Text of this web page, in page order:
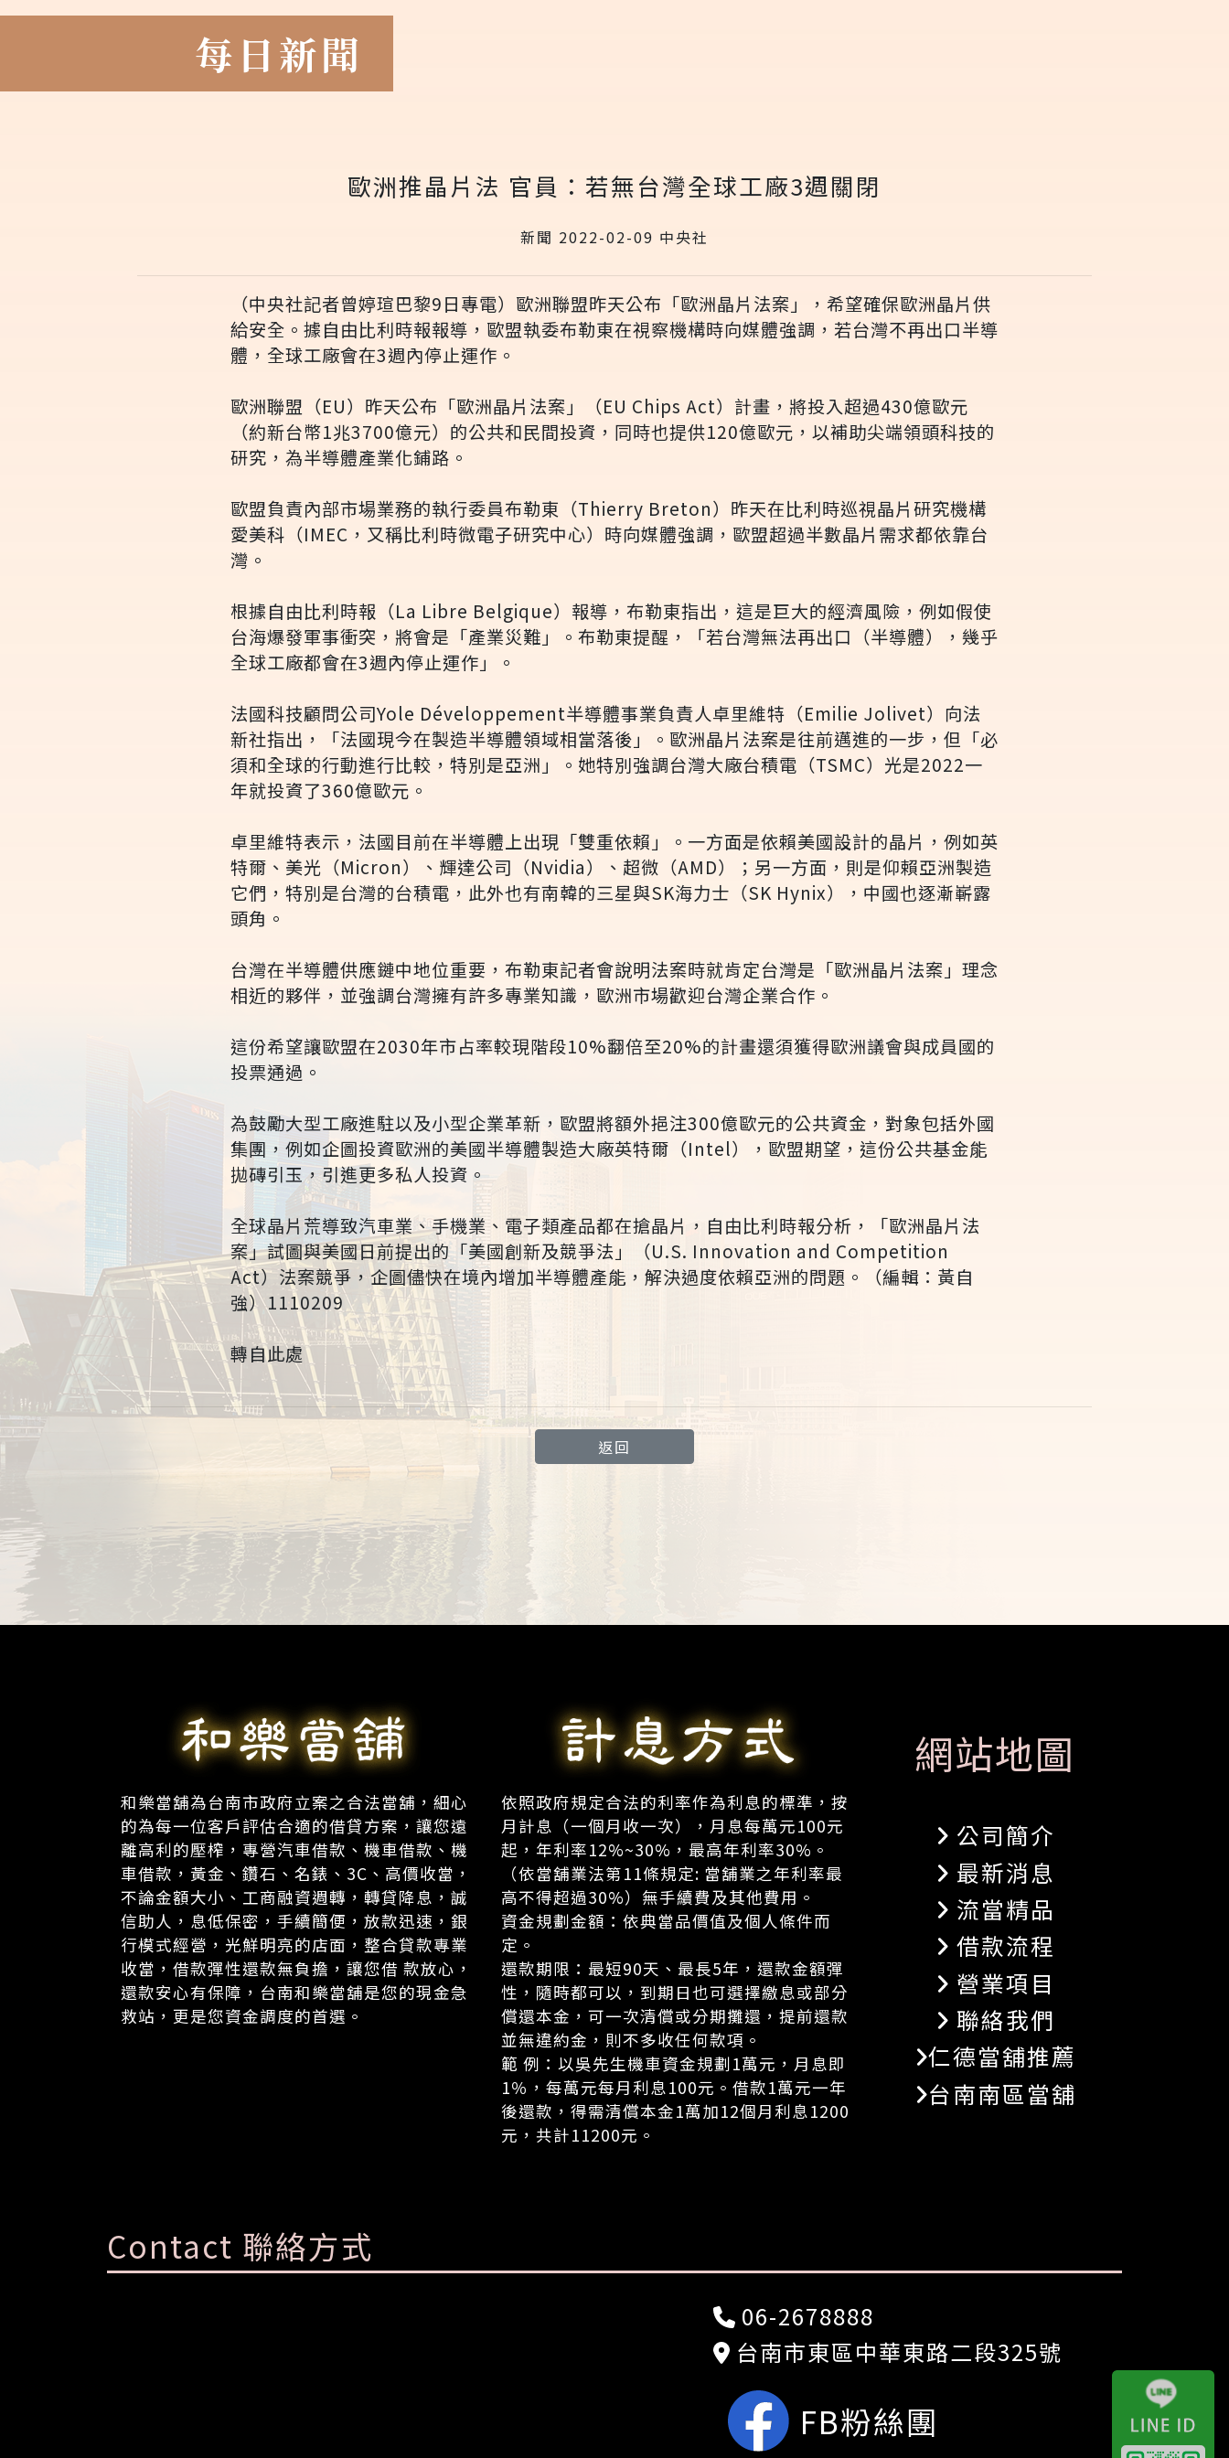
每日新聞
歐洲推晶片法 官員：若無台灣全球工廠3週關閉
新聞 2022-02-09 中央社
（中央社記者曾婷瑄巴黎9日專電）歐洲聯盟昨天公布「歐洲晶片法案」，希望確保歐洲晶片供
給安全。據自由比利時報報導，歐盟執委布勒東在視察機構時向媒體強調，若台灣不再出口半導
體，全球工廠會在3週內停止運作。
歐洲聯盟（EU）昨天公布「歐洲晶片法案」（EU Chips Act）計畫，將投入超過430億歐元
（約新台幣1兆3700億元）的公共和民間投資，同時也提供120億歐元，以補助尖端領頭科技的
研究，為半導體產業化鋪路。
歐盟負責內部市場業務的執行委員布勒東（Thierry Breton）昨天在比利時巡視晶片研究機構
愛美科（IMEC，又稱比利時微電子研究中心）時向媒體強調，歐盟超過半數晶片需求都依靠台
灣。
根據自由比利時報（La Libre Belgique）報導，布勒東指出，這是巨大的經濟風險，例如假使
台海爆發軍事衝突，將會是「產業災難」。布勒東提醒，「若台灣無法再出口（半導體），幾乎
全球工廠都會在3週內停止運作」。
法國科技顧問公司Yole Développement半導體事業負責人卓里維特（Emilie Jolivet）向法
新社指出，「法國現今在製造半導體領域相當落後」。歐洲晶片法案是往前邁進的一步，但「必
須和全球的行動進行比較，特別是亞洲」。她特別強調台灣大廠台積電（TSMC）光是2022一
年就投資了360億歐元。
卓里維特表示，法國目前在半導體上出現「雙重依賴」。一方面是依賴美國設計的晶片，例如英
特爾、美光（Micron）、輝達公司（Nvidia）、超微（AMD）；另一方面，則是仰賴亞洲製造
它們，特別是台灣的台積電，此外也有南韓的三星與SK海力士（SK Hynix），中國也逐漸嶄露
頭角。
台灣在半導體供應鏈中地位重要，布勒東記者會說明法案時就肯定台灣是「歐洲晶片法案」理念
相近的夥伴，並強調台灣擁有許多專業知識，歐洲市場歡迎台灣企業合作。
這份希望讓歐盟在2030年市占率較現階段10%翻倍至20%的計畫還須獲得歐洲議會與成員國的
投票通過。
為鼓勵大型工廠進駐以及小型企業革新，歐盟將額外挹注300億歐元的公共資金，對象包括外國
集團，例如企圖投資歐洲的美國半導體製造大廠英特爾（Intel），歐盟期望，這份公共基金能
拋磚引玉，引進更多私人投資。
全球晶片荒導致汽車業、手機業、電子類產品都在搶晶片，自由比利時報分析，「歐洲晶片法
案」試圖與美國日前提出的「美國創新及競爭法」（U.S. Innovation and Competition
Act）法案競爭，企圖儘快在境內增加半導體產能，解決過度依賴亞洲的問題。（編輯：黃自
強）1110209
轉自此處
返回
和樂當舖為台南市政府立案之合法當舖，細心
的為每一位客戶評估合適的借貸方案，讓您遠
離高利的壓榨，專營汽車借款、機車借款、機
車借款，黃金、鑽石、名錶、3C、高價收當，
不論金額大小、工商融資週轉，轉貸降息，誠
信助人，息低保密，手續簡便，放款迅速，銀
行模式經營，光鮮明亮的店面，整合貸款專業
收當，借款彈性還款無負擔，讓您借 款放心，
還款安心有保障，台南和樂當舖是您的現金急
救站，更是您資金調度的首選。
依照政府規定合法的利率作為利息的標準，按
月計息（一個月收一次），月息每萬元100元
起，年利率12%~30%，最高年利率30%。
（依當舖業法第11條規定: 當舖業之年利率最
高不得超過30%）無手續費及其他費用。
資金規劃金額：依典當品價值及個人條件而
定。
還款期限：最短90天、最長5年，還款金額彈
性，隨時都可以，到期日也可選擇繳息或部分
償還本金，可一次清償或分期攤還，提前還款
並無違約金，則不多收任何款項。
範 例：以吳先生機車資金規劃1萬元，月息即
1％，每萬元每月利息100元。借款1萬元一年
後還款，得需清償本金1萬加12個月利息1200
元，共計11200元。
網站地圖
公司簡介
最新消息
流當精品
借款流程
營業項目
聯絡我們
仁德當舖推薦
台南南區當舖
Contact 聯絡方式
06-2678888
台南市東區中華東路二段325號
FB粉絲團